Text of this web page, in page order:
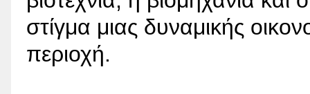
στίγμα μιας δυναμικής
περιοχή.